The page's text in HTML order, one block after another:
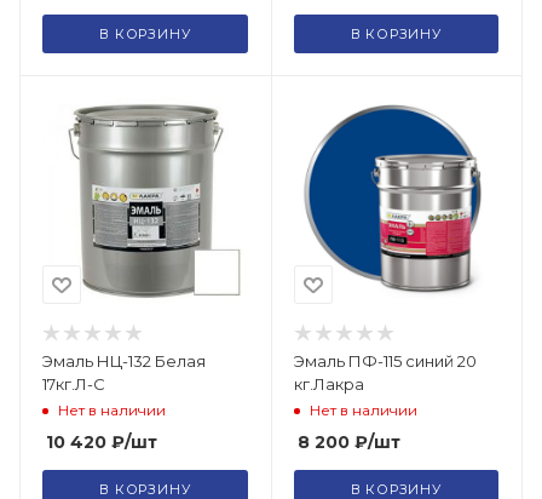
В КОРЗИНУ В КОРЗИНУ
Эмаль НЦ-132 Белая
17кг.Л-С
Нет в наличии
10 420 ₽/шт
В КОРЗИНУ
Эмаль ПФ-115 синий 20
кг.Лакра
Нет в наличии
8 200₽/шт
В КОРЗИНУ